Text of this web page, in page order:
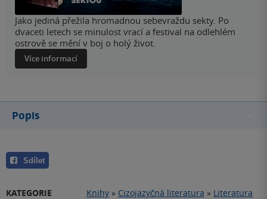
Jako jediná přežila hromadnou sebevraždu sekty. Po
dvaceti letech se minulost vrací a festival na odlehlém
ostrově se mění v boj o holý život.
Více informací
Popis
Sdílet
KATEGORIE Knihy » Cizojazyčná literatura » Literatura